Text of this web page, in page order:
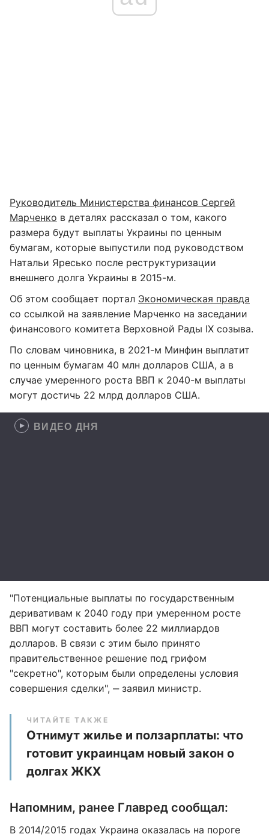
Руководитель Министерства финансов Сергей
Марченко в деталях рассказал о том, какого
размера будут выплаты Украины по ценным
бумагам, которые выпустили под руководством
Натальи Яресько после реструктуризации
внешнего долга Украины в 2015-м.
Об этом сообщает портал Экономическая правда
со ссылкой на заявление Марченко на заседании
финансового комитета Верховной Рады IX созыва.
По словам чиновника, в 2021-м Минфин выплатит
по ценным бумагам 40 млн долларов США, а в
случае умеренного роста ВВП к 2040-м выплаты
могут достичь 22 млрд долларов США.
ВИДЕО ДНЯ
"Потенциальные выплаты по государственным
деривативам к 2040 году при умеренном росте
ВВП могут составить более 22 миллиардов
долларов. В связи с этим было принято
правительственное решение под грифом
"секретно", которым были определены условия
совершения сделки", ‒ заявил министр.
ЧИТАЙТЕ ТАКЖЕ
Отнимут жилье и ползарплаты: что
готовит украинцам новый закон о
долгах ЖКХ
Напомним, ранее Главред сообщал:
В 2014/2015 годах Украина оказалась на пороге